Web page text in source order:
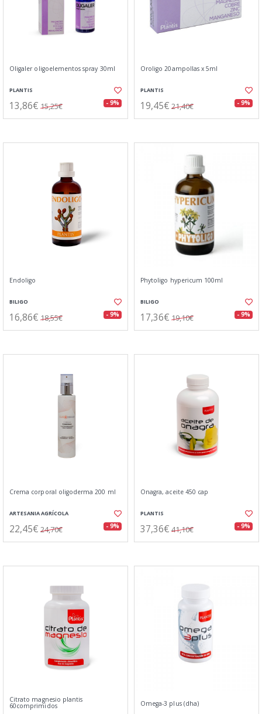
Oligaler oligoelementos spray 30ml
PLANTIS
13,86€ 15,25€ - 9%
Oroligo 20ampollas x 5ml
PLANTIS
19,45€ 21,40€ - 9%
Endoligo
BILIGO
16,86€ 18,55€ - 9%
Phytoligo hypericum 100ml
BILIGO
17,36€ 19,10€ - 9%
Crema corporal oligoderma 200 ml
ARTESANIA AGRÍCOLA
22,45€ 24,70€ - 9%
Onagra, aceite 450 cap
PLANTIS
37,36€ 41,10€ - 9%
Citrato magnesio plantis
60comprimidos Omega-3 plus (dha)